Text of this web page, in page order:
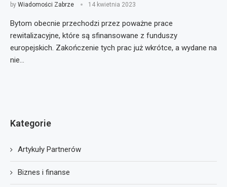
by Wiadomości Zabrze 14 kwietnia 2023
Bytom obecnie przechodzi przez poważne prace
rewitalizacyjne, które są sfinansowane z funduszy
europejskich. Zakończenie tych prac już wkrótce, a wydane na
nie…
Kategorie
Artykuły Partnerów
Biznes i finanse